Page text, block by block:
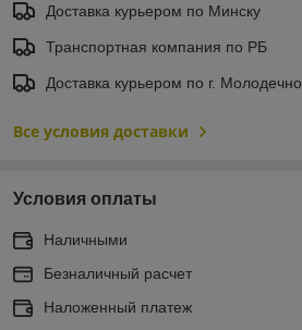
Доставка курьером по Минску
Транспортная компания по РБ
Доставка курьером по г. Молодечно
Все условия доставки
Условия оплаты
Наличными
Безналичный расчет
Наложенный платеж